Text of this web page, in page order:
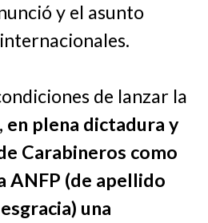
y el asunto
de lanzar la
en plena dictadura y
Carabineros como
ANFP (de apellido
una